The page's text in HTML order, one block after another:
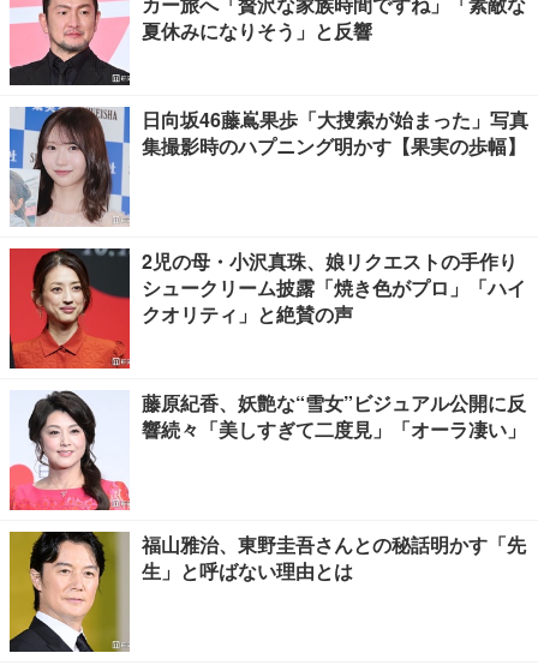
夏休みになりそう」と反響
日向坂46藤嶌果歩「大捜索が始まった」写真
集撮影時のハプニング明かす【果実の歩幅】
2児の母・小沢真珠、娘リクエストの手作り
シュークリーム披露「焼き色がプロ」「ハイ
クオリティ」と絶賛の声
藤原紀香、妖艶な“雪女”ビジュアル公開に反
響続々「美しすぎて二度見」「オーラ凄い」
福山雅治、東野圭吾さんとの秘話明かす「先
生」と呼ばない理由とは